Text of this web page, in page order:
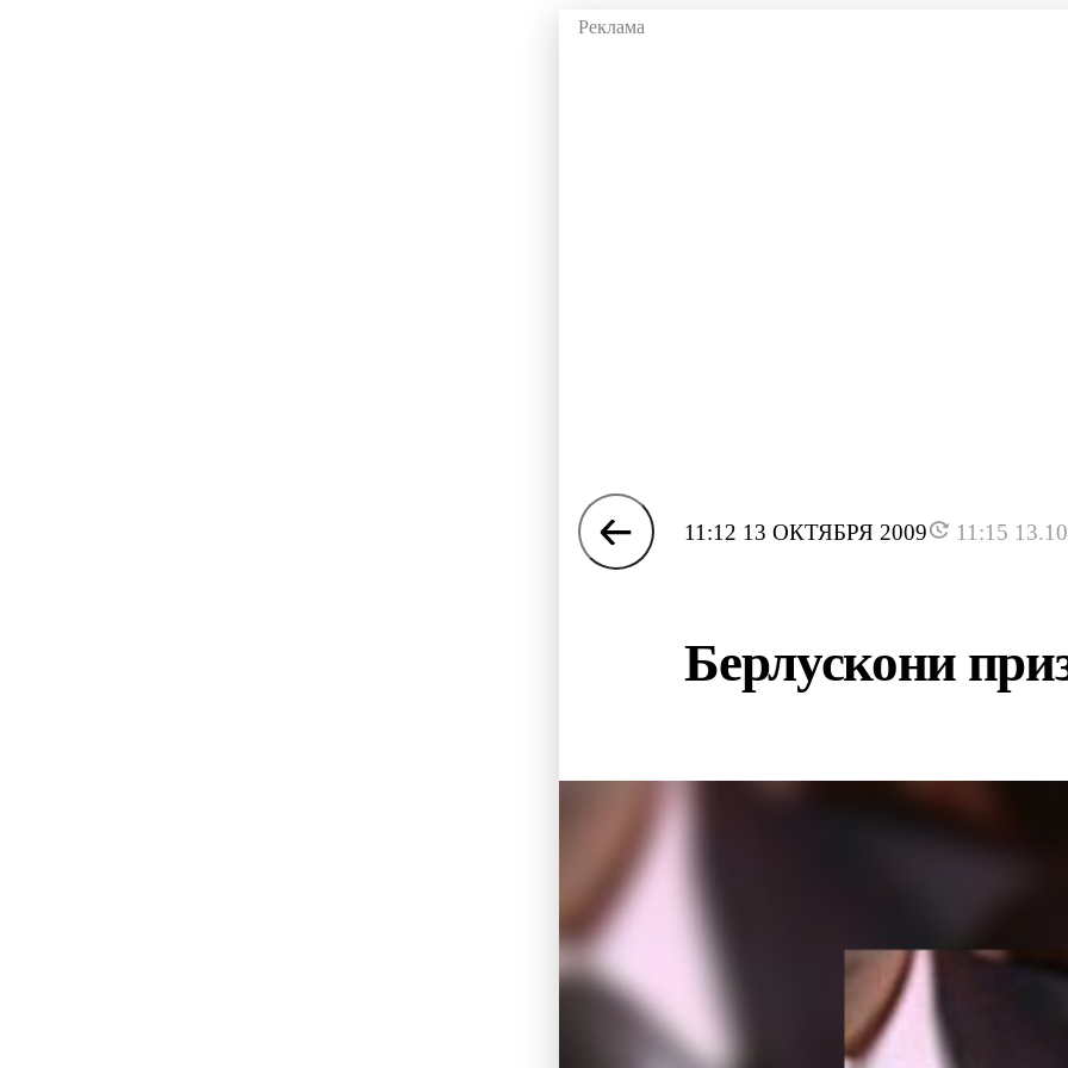
11:12 13 ОКТЯБРЯ 2009 11:15
Берлускони